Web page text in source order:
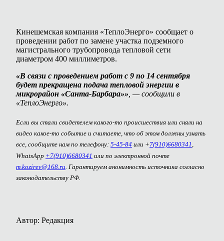
Кинешемская компания «ТеплоЭнерго» сообщает о
проведении работ по замене участка подземного
магистрального трубопровода тепловой сети
диаметром 400 миллиметров.
«В связи с проведением работ с 9 по 14 сентября
будет прекращена подача тепловой энергии в
микрорайон «Санта-Барбара»» , — сообщили в
«ТеплоЭнерго».
Если вы стали свидетелем какого-то происшествия или сняли на
видео какое-то событие и считаете, что об этом должны узнать
все, сообщите нам по телефону: 5-45-84 или +7(910)6680341 ,
WhatsApp +7(910)6680341 или по электронной почте
m.kozirev@168.ru . Гарантируем анонимность источника согласно
законодательству РФ.
Автор: Редакция